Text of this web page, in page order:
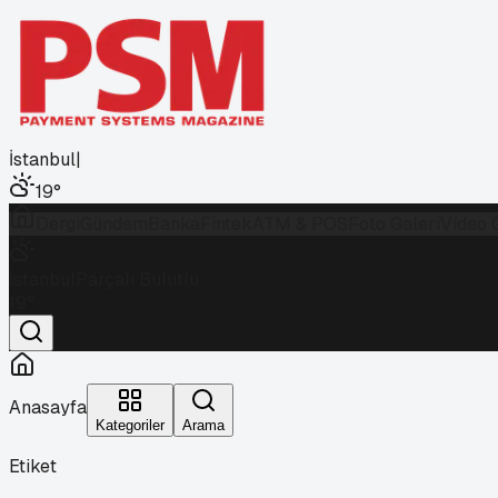
İstanbul|
19°
Anasayfa
Kategoriler Arama
Etiket